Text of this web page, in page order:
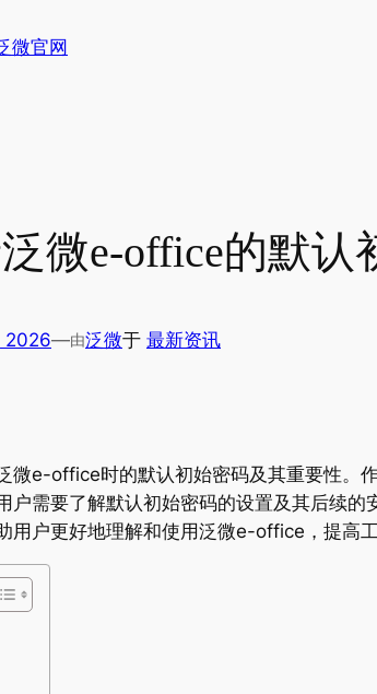
微官网
微e-office的默认
2026—由泛微于 最新资讯
微e-office时的默认初始密码及其重要性。
户需要了解默认初始密码的设置及其后续
用户更好地理解和使用泛微e-office，提高工